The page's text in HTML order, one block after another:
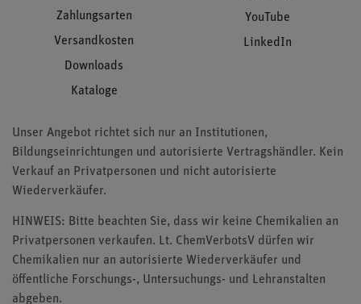
Zahlungsarten
Versandkosten
Downloads
Kataloge
YouTube
LinkedIn
Unser Angebot richtet sich nur an Institutionen,
Bildungseinrichtungen und autorisierte Vertragshändler. Kein
Verkauf an Privatpersonen und nicht autorisierte
Wiederverkäufer.
HINWEIS: Bitte beachten Sie, dass wir keine Chemikalien an
Privatpersonen verkaufen. Lt. ChemVerbotsV dürfen wir
Chemikalien nur an autorisierte Wiederverkäufer und
öffentliche Forschungs-, Untersuchungs- und Lehranstalten
abgeben.